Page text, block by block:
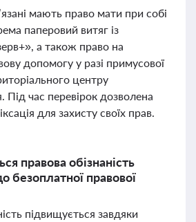
мають право мати при собі
паперовий витяг із
а також право на
допомогу у разі примусової
центру
Під час перевірок дозволена
для захисту своїх прав.
правова обізнаність
безоплатної правової
підвищується завдяки